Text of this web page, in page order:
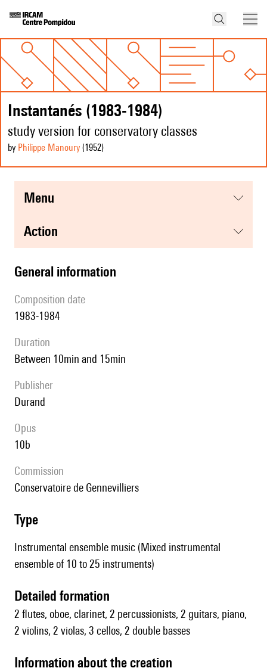
Instantanés (1983-1984)
study version for conservatory classes
by Philippe Manoury (1952)
menu
action
general information
composition date
1983-1984
duration
between 10min and 15min
publisher
Durand
Opus
10b
Commission
conservatoire de Gennevilliers
type
Instrumental ensemble music (Mixed instrumental
ensemble of 10 to 25 instruments)
detailed formation
2 flutes, oboe, clarinet, 2 percussionists, 2 guitars, piano,
2 violins, 2 violas, 3 cellos, 2 double basses
information about the creation